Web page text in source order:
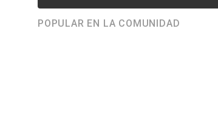
POPULAR EN LA COMUNIDAD